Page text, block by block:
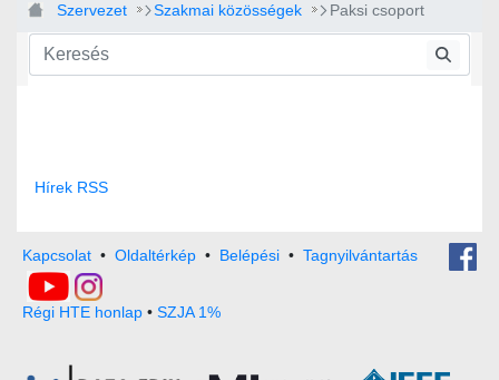
Szervezet Szakmai közösségek Paksi csoport
Hírek RSS
Kapcsolat • Oldaltérkép • Belépési • Tagnyilvántartás
Régi HTE honlap • SZJA 1%